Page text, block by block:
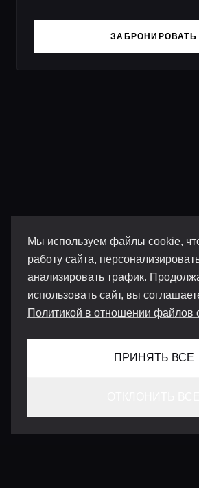
Мы используем файлы cookie,
работу сайта,
анализировать трафик.
использовать сайт, вы
Политикой в отношении файлов
ПРИНЯТЬ ВСЕ
ЗАБРОНИРОВАТЬ